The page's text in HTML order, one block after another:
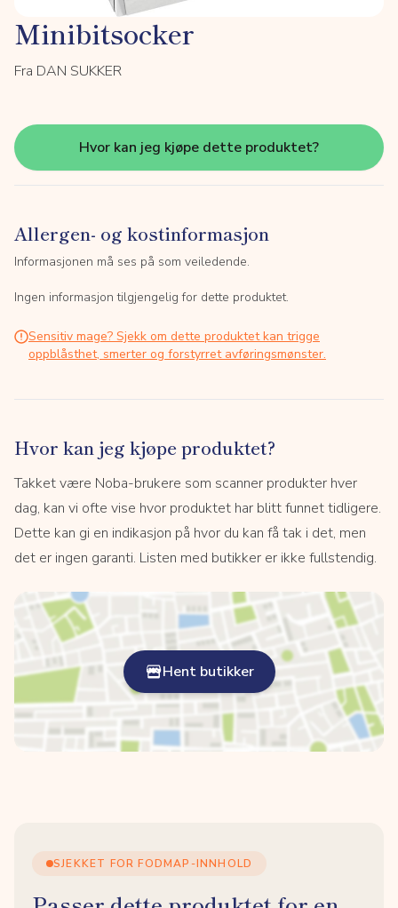
Minibitsocker
Fra DAN SUKKER
Hvor kan jeg kjøpe dette produktet?
Allergen- og kostinformasjon
Informasjonen må ses på som veiledende.
Ingen informasjon tilgjengelig for dette produktet.
Sensitiv mage? Sjekk om dette produktet kan trigge
oppblåsthet, smerter og forstyrret avføringsmønster.
Hvor kan jeg kjøpe produktet?
Takket være Noba-brukere som scanner produkter hver
dag, kan vi ofte vise hvor produktet har blitt funnet tidligere.
Dette kan gi en indikasjon på hvor du kan få tak i det, men
det er ingen garanti. Listen med butikker er ikke fullstendig.
Hent butikker
SJEKKET FOR FODMAP-INNHOLD